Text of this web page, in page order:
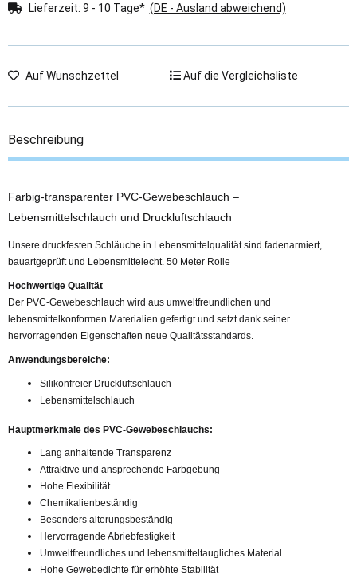
Lieferzeit: 9 - 10 Tage* (DE - Ausland abweichend)
Auf Wunschzettel Auf die Vergleichsliste
Beschreibung
Farbig-transparenter PVC-Gewebeschlauch –
Lebensmittelschlauch und Druckluftschlauch
Unsere druckfesten Schläuche in Lebensmittelqualität sind fadenarmiert,
bauartgeprüft und Lebensmittelecht. 50 Meter Rolle
Hochwertige Qualität
Der PVC-Gewebeschlauch wird aus umweltfreundlichen und
lebensmittelkonformen Materialien gefertigt und setzt dank seiner
hervorragenden Eigenschaften neue Qualitätsstandards.
Anwendungsbereiche:
Silikonfreier Druckluftschlauch
Lebensmittelschlauch
Hauptmerkmale des PVC-Gewebeschlauchs:
Lang anhaltende Transparenz
Attraktive und ansprechende Farbgebung
Hohe Flexibilität
Chemikalienbeständig
Besonders alterungsbeständig
Hervorragende Abriebfestigkeit
Umweltfreundliches und lebensmitteltaugliches Material
Hohe Gewebedichte für erhöhte Stabilität